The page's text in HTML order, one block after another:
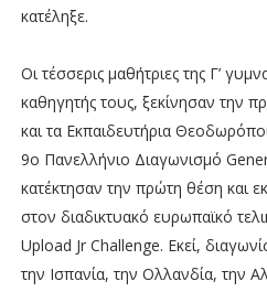
κατέληξε.
Οι τέσσερις μαθήτριες της Γ’
καθηγητής τους, ξεκίνησαν την
και τα Εκπαιδευτήρια
9ο Πανελλήνιο Διαγωνισμό
κατέκτησαν την πρώτη θέση και
στον διαδικτυακό ευρωπαϊκό
Upload Jr Challenge. Εκεί,
την Ισπανία, την Ολλανδία, την